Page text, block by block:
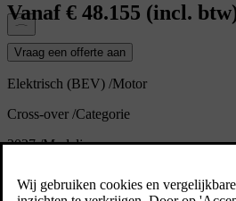
Vanaf € 48.155 (incl.
Vraag een offerte aan
Elektrisch (BEV) /Motor
Cross-over /Categorie
2027 /Modeljaar
Overzicht van de EC40